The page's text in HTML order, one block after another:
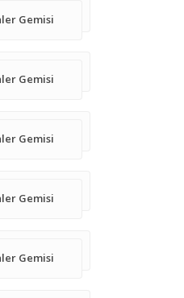
Gemisi
Gemisi
Gemisi
Gemisi
Gemisi